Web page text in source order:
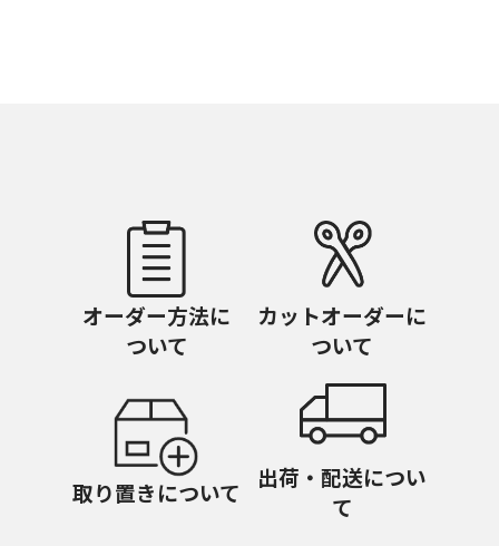
オーダー方法に
ついて
カットオーダーに
ついて
取り置きについて
出荷・配送につい
て